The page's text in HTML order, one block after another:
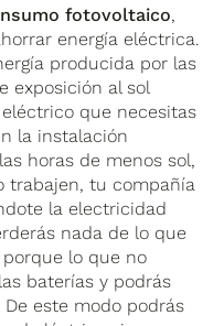
electrónicos de la
la característica de
de las baterías de la
estar en
energía KOSTAL
Garantía
fotovoltaico,
energía eléctrica.
producida por las
exposición al sol
que necesitas
la instalación
horas de menos sol,
trabajen, tu compañía
la electricidad
nada de lo que
lo que no
baterías y podrás
este modo podrás